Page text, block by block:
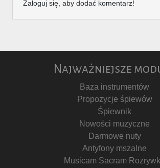
Zaloguj się, aby dodać komentarz!
Najważniejsze
Baza instrumentów
Propozycje śpiewów
Śpiewnik
Nowości muzyczne
Darmowe nuty
Antyfony mszalne
Musicam Sacram